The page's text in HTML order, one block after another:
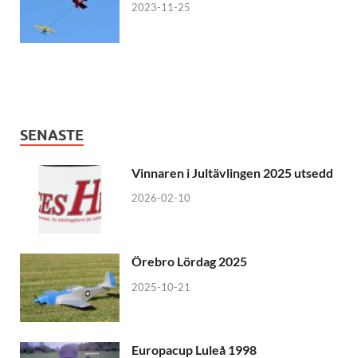
2023-11-25
SENASTE
Vinnaren i Jultävlingen 2025 utsedd
2026-02-10
Örebro Lördag 2025
2025-10-21
Europacup Luleå 1998